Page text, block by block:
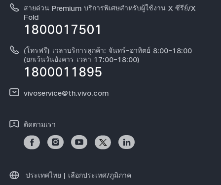
การตรวจยืนยันหมายเลข IMEI
คำแนะนำเกี่ยวกับบัตรรับประกันของ vivo
ดาวน์โหลด LUTs สำหรับการคืนค่า Log
เกี่ยวกับเรา
ศูนย์ความเป็นส่วนตัวของวีโว่
ความยั่งยืน
สายด่วน Premium บริการพิเศษสำหรับผู้ใช้งาน X ซีรีย์/X
Fold
1800017501
(โทรฟรี) เวลาบริการลูกค้า: จันทร์-อาทิตย์ 8:00-18:00
(ยกเว้นวันอังคาร เวลา 17:00-18:00)
1800011895
vivoservice@th.vivo.com
ติดตามเรา
ประเทศไทย | เลือกประเทศ/ภูมิภาค